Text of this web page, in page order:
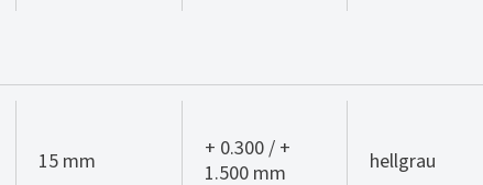
15 mm
+ 0.300 / +
1.500 mm
hellgrau